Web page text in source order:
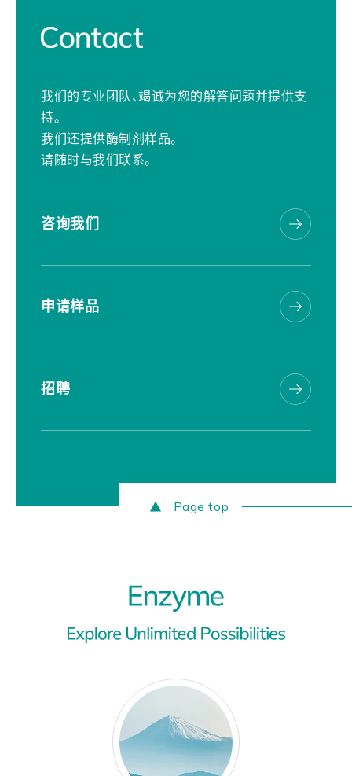
我们的专业团队、竭诚为您的解答问题并提供支
持。
我们还提供酶制剂样品。
请随时与我们联系。
咨询我们
申请样品
招聘
Page top